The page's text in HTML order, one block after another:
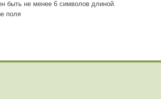
быть не менее 6 символов длиной.
поля